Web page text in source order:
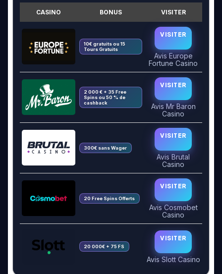
CASINO BONUS VISITER
10€ gratuits ou 15
Tours Gratuits
VISITER
Avis Europe
Fortune Casino
2 000 € + 35 Free
Spins ou 50 % de
cashback
VISITER
Avis Mr Baron
Casino
300€ sans Wager
VISITER
Avis Brutal
Casino
20 Free Spins Offerts
VISITER
Avis Cosmobet
Casino
20 000€ + 75 FS
VISITER
Avis Slott Casino